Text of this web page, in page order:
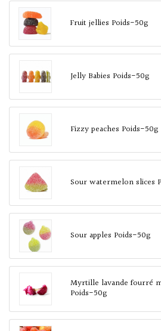
Fruit jellies Poids-50g
Jelly Babies Poids-50g
Fizzy peaches Poids-50g
Sour watermelon slices
Sour apples Poids-50g
Myrtille lavande fourré
Poids-50g